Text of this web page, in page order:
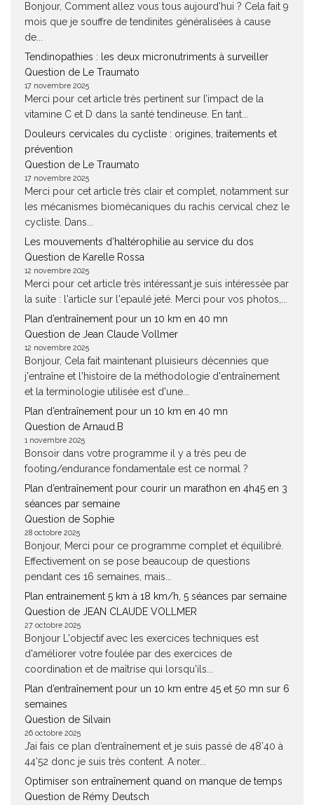
Bonjour, Comment allez vous tous aujourd'hui ? Cela fait 9
mois que je souffre de tendinites généralisées à cause
de...
Tendinopathies : les deux micronutriments à surveiller
Question de Le Traumato
17 novembre 2025
Merci pour cet article très pertinent sur l’impact de la
vitamine C et D dans la santé tendineuse. En tant...
Douleurs cervicales du cycliste : origines, traitements et
prévention
Question de Le Traumato
17 novembre 2025
Merci pour cet article très clair et complet, notamment sur
les mécanismes biomécaniques du rachis cervical chez le
cycliste. Dans...
Les mouvements d’haltérophilie au service du dos
Question de Karelle Rossa
12 novembre 2025
Merci pour cet article très intéressant.je suis intéressée par
la suite : l'article sur l'epaulé jeté. Merci pour vos photos,...
Plan d’entraînement pour un 10 km en 40 mn
Question de Jean Claude Vollmer
12 novembre 2025
Bonjour, Cela fait maintenant pluisieurs décennies que
j'entraîne et l'histoire de la méthodologie d'entraînement
et la terminologie utilisée est d'une...
Plan d’entraînement pour un 10 km en 40 mn
Question de Arnaud.B
1 novembre 2025
Bonsoir dans votre programme il y a très peu de
footing/endurance fondamentale est ce normal ?
Plan d’entraînement pour courir un marathon en 4h45 en 3
séances par semaine
Question de Sophie
28 octobre 2025
Bonjour, Merci pour ce programme complet et équilibré.
Effectivement on se pose beaucoup de questions
pendant ces 16 semaines, mais...
Plan entrainement 5 km à 18 km/h, 5 séances par semaine
Question de JEAN CLAUDE VOLLMER
27 octobre 2025
Bonjour L'objectif avec les exercices techniques est
d'améliorer votre foulée par des exercices de
coordination et de maîtrise qui lorsqu'ils...
Plan d’entraînement pour un 10 km entre 45 et 50 mn sur 6
semaines
Question de Silvain
26 octobre 2025
J’ai fais ce plan d’entraînement et je suis passé de 48’40 à
44’52 donc je suis très content. A noter...
Optimiser son entraînement quand on manque de temps
Question de Rémy Deutsch